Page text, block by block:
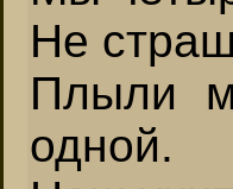
Не
Плыли
одной.